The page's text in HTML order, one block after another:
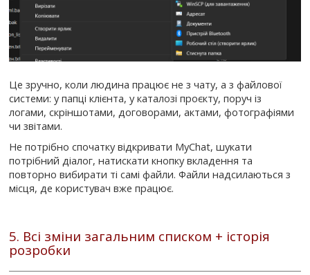
Це зручно, коли людина працює не з чату, а з файлової
системи: у папці клієнта, у каталозі проєкту, поруч із
логами, скріншотами, договорами, актами, фотографіями
чи звітами.
Не потрібно спочатку відкривати MyChat, шукати
потрібний діалог, натискати кнопку вкладення та
повторно вибирати ті самі файли. Файли надсилаються з
місця, де користувач вже працює.
5. Всі зміни загальним списком + історія
розробки